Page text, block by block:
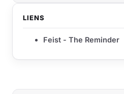
LIENS
Feist - The Reminder